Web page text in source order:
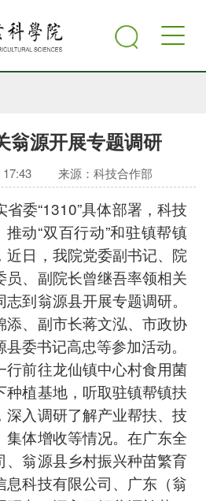
翁源开展专题调研
来源：科技合作部
委“1310”具体部署，科技
推动“双百行动”和驻镇帮镇
近日，我院党委副书记、院
员、副院长曾继吾率领相关
到翁源县开展专题调研。
添、副市长蒋文泓、市政协
委书记高忠等参加活动。
前往龙仙镇中心村食用菌
种植基地，听取驻镇帮镇扶
深入调研了解产业帮扶、技
集体增收等情况。在广东全
、翁源县乡村振兴种苗繁育
息科技有限公司、广东（翁